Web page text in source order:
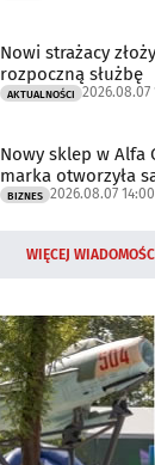
Nowi strażacy
rozpoczną służbę
AKTUALNOŚCI 2026.08.07
Nowy sklep w Alfa
marka otworzyła
BIZNES 2026.08.07 14:00
WIĘCEJ WIADOMOŚCI